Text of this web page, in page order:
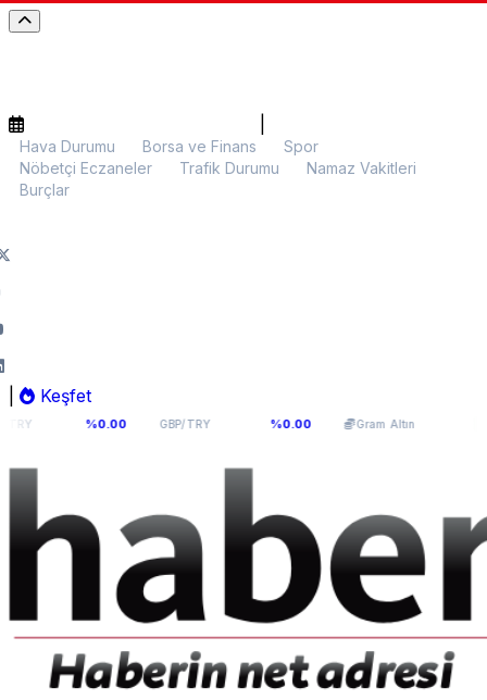
Hava Durumu Borsa ve Finans
Spor
Nöbetçi Eczaneler
Trafik Durumu
Namaz Vakitleri
Burçlar
Keşfet
%0.00 GBP/TRY 64,0893 %0.00 Gram Altın 5.978,28